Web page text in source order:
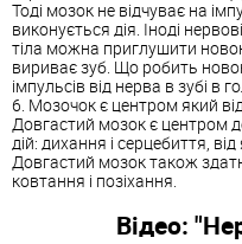
Тоді мозок не відчуває на
виконується дія. Іноді
тіла можна приглушити
вириває зуб. Що робить
імпульсів від нерва в зубі в
6. Мозочок є центром який
Довгастий мозок є центром
дій: дихання і серцебиття,
Довгастий мозок також
ковтання і позіхання.
Відео: